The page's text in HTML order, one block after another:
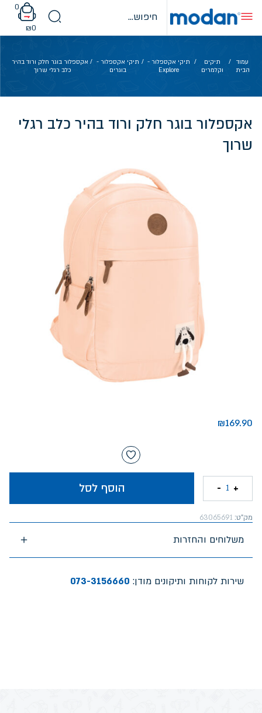
content
0
₪0
עמוד
הבית
/
תיקים
וקלמרים
/ תיקי אקספלור -
Explore
/ תיקי אקספלור -
בוגרים
/ אקספלור בוגר חלק ורוד בהיר
כלב רגלי שרוך
אקספלור בוגר חלק ורוד בהיר כלב רגלי
שרוך
₪169.90
הוסף לסל +
1
-
מק"ט: 63065691
משלוחים והחזרות
שירות לקוחות ותיקונים מודן: 073-3156660